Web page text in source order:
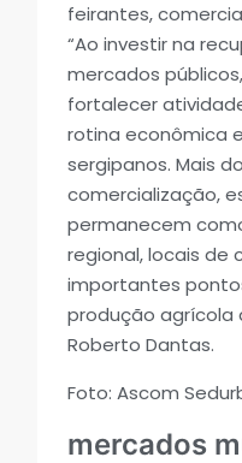
feirantes,
“Ao investir na
mercados
fortalecer
rotina econômica
sergipanos. Mais
comercialização,
permanecem
regional, locais de
importantes
produção agrícola
Roberto Dantas.
Foto: Ascom
mercados